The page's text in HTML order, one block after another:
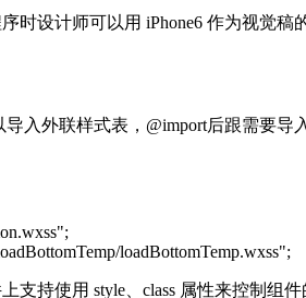
时设计师可以用 iPhone6 作为视觉稿
导入外联样式表，@import后跟需要导
loadBottomTemp.wxss";
支持使用 style、class 属性来控制组